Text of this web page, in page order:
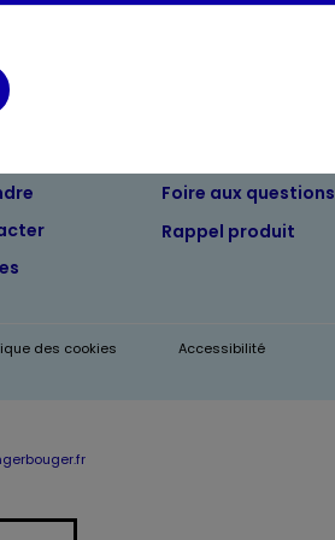
Foire aux questions
Rappel produit
des cookies Accessibilité